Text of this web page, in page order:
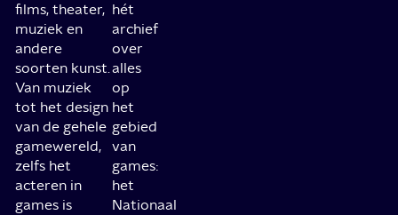
films, theater,
muziek en
andere
soorten kunst.
Van muziek
tot het design
van de gehele
gamewereld,
zelfs het
acteren in
games is
hét
archief
over
alles
op
het
gebied
van
games:
het
Nationaal